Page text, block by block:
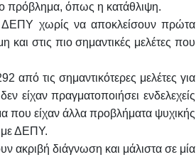
πρόβλημα, όπως η κατάθλιψη.
ΔΕΠΥ χωρίς να αποκλείσουν πρώτα
και στις πιο σημαντικές μελέτες που
από τις σημαντικότερες μελέτες για
είχαν πραγματοποιήσει ενδελεχείς
που είχαν άλλα προβλήματα ψυχικής
με ΔΕΠΥ.
ακριβή διάγνωση και μάλιστα σε μία